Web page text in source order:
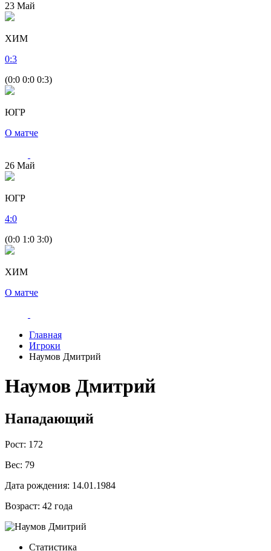
23 Май
ХИМ
0:3
(0:0 0:0 0:3)
ЮГР
О матче
26 Май
ЮГР
4:0
(0:0 1:0 3:0)
ХИМ
О матче
Главная
Игроки
Наумов Дмитрий
Наумов Дмитрий
Нападающий
Рост: 172
Вес: 79
Дата рождения: 14.01.1984
Возраст: 42 года
Статистика